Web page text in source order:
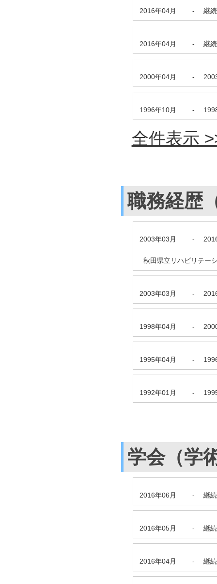
2016年04月 - 継
2016年04月 - 継
2000年04月 -
1996年10月 -
全件表示
職務経歴
2003年03月 -
秋田県立リハビリテー
2003年03月 -
1998年04月 -
1995年04月 -
1992年01月 -
学会（学
2016年06月 - 継
2016年05月 - 継
2016年04月 - 継